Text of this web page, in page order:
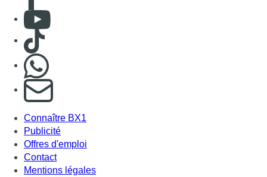
Consulter Youtube
Consulter TikTok
S'abonner à notre newsletter
Connaître BX1
Publicité
Offres d'emploi
Contact
Mentions légales